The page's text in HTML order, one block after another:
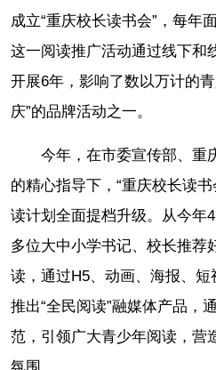
成立“重庆校长读书会”，每年
这一阅读推广活动通过线下和
开展6年，影响了数以万计的
庆”的品牌活动之一。
今年，在市委宣传部、重
的精心指导下，“重庆校长读书
读计划全面提档升级。从今年
多位大中小学书记、校长推荐
读，通过H5、动画、海报、
推出“全民阅读”融媒体产品，
范，引领广大青少年阅读，营